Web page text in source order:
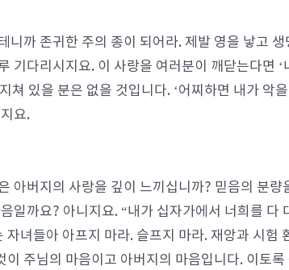
니까 존귀한 주의 종이 되어라. 제발 영을 낳고
기다리시지요. 이 사랑을 여러분이 깨닫는다면
쳐 있을 분은 없을 것입니다. ‘어찌하면 내가 악
요.
아버지의 사랑을 깊이 느끼십니까? 믿음의 분량
일까요? 아니지요. “내가 십자가에서 너희를 다
녀들아 아프지 마라. 슬프지 마라. 재앙과 시험
주님의 마음이고 아버지의 마음입니다. 이토